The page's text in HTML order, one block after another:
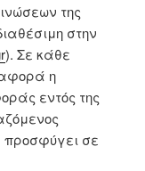
της
στην
). Σε κάθε
η
εντός της
προσφύγει σε